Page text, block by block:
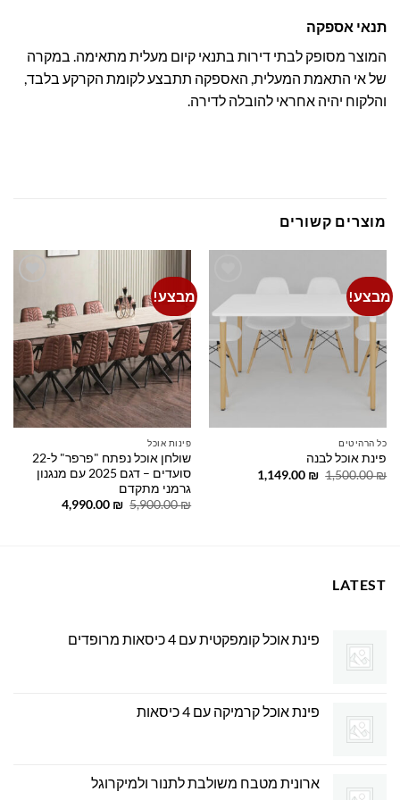
תנאי אספקה
המוצר מסופק לבתי דירות בתנאי קיום מעלית מתאימה. במקרה
של אי התאמת המעלית, האספקה תתבצע לקומת הקרקע בלבד,
והלקוח יהיה אחראי להובלה לדירה.
מוצרים קשורים
מבצע!
Add to
wishlist
כל הרהיטים
פינת אוכל לבנה
1,500.00₪
המחיר
1,149.00 ₪
המחיר
מבצע!
wishlist
פינות אוכל
שולחן אוכל נפתח "פרפר" ל-22
סועדים – דגם 2025 עם מנגנון
גרמני מתקדם
5,900.00₪
המחיר
4,990.00 ₪
המחיר
LATEST
פינת אוכל קומפקטית עם 4 כיסאות מרופדים
פינת אוכל קרמיקה עם 4 כיסאות
ארונית מטבח משולבת לתנור ולמיקרוגל